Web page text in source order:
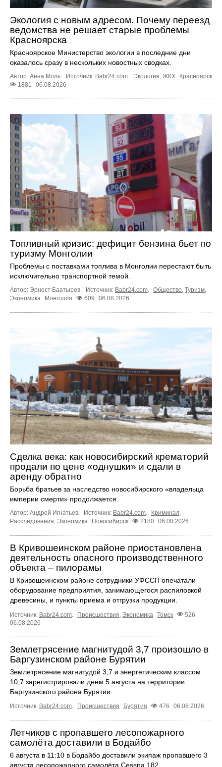
Экология с новым адресом. Почему переезд
ведомства не решает старые проблемы
Красноярска
Красноярское Министерство экологии в последние дни
оказалось сразу в нескольких новостных сводках.
Автор: Анна Моль. Источник: Babr24.com. Экология, ЖКХ
Красноярск
1881
06.08.2026
Топливный кризис: дефицит бензина бьет по
туризму Монголии
Проблемы с поставками топлива в Монголии перестают быть
исключительно транспортной темой.
Автор: Эрнест Баатырев. Источник: Babr24.com Общество Туризм
Экономика
Монголия 609 06.08.2026
Сделка века: как новосибирский крематорий
продали по цене «однушки» и сдали в
аренду обратно
Борьба братьев за наследство новосибирского «владельца
империи смерти» продолжается.
Автор: Андрей Игнатьев. Источник: Babr24.com. Криминал,
Расследования, Экономика Новосибирск 2180 06.08.2026
В Кривошеинском районе приостановлена
деятельность опасного производственного
объекта – пилорамы
В Кривошеинском районе сотрудники УФССП опечатали
оборудование предприятия, занимающегося распиловкой
древесины, и пункты приема и отгрузки продукции.
Источник: Babr24.com Происшествия Экономика Томск
526
06.08.2026
Землетрясение магнитудой 3,7 произошло в
Баргузинском районе Бурятии
Землетрясение магнитудой 3,7 и энергетическим классом
10,7 зарегистрировали днем 5 августа на территории
Баргузинского района Бурятии.
Источник: Babr24.com Происшествия Бурятия 476 06.08.2026
Летчиков с пропавшего лесопожарного
самолёта доставили в Бодайбо
6 августа в 11:10 в Бодайбо доставили экипаж пропавшего 3
августа лесопожарного самолёта Cessna 182.